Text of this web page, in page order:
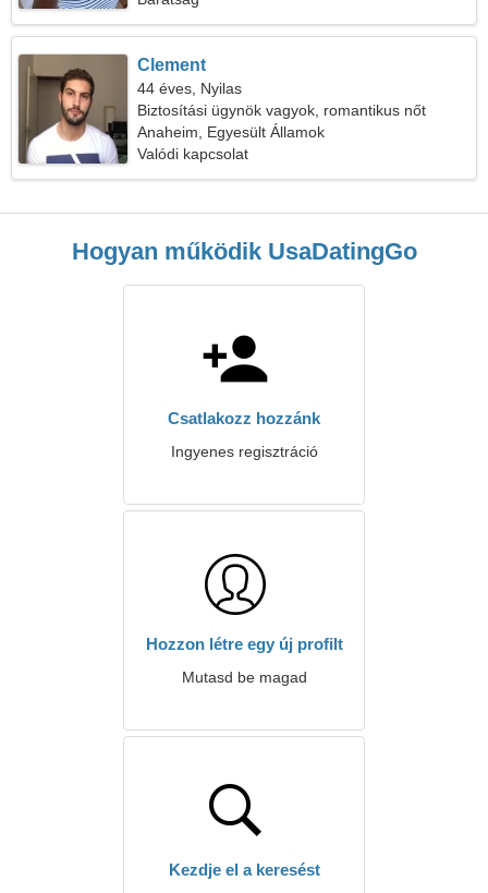
Clement
44 éves, Nyilas
Biztosítási ügynök vagyok, romantikus nőt
keresek
Anaheim, Egyesült Államok
Valódi kapcsolat
Hogyan működik UsaDatingGo
Csatlakozz hozzánk
Ingyenes regisztráció
Hozzon létre egy új profilt
Mutasd be magad
Kezdje el a keresést